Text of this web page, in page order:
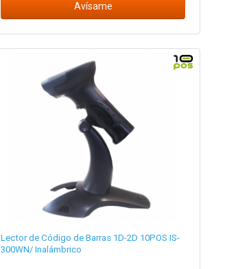
Avísame
Lector de Código de Barras 1D-2D 10POS IS-
300WN/ Inalámbrico